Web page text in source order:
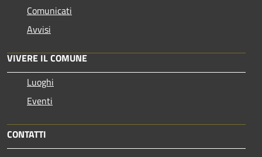
Comunicati
Avvisi
VIVERE IL COMUNE
Luoghi
Eventi
CONTATTI